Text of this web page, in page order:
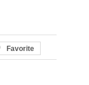
Favorite